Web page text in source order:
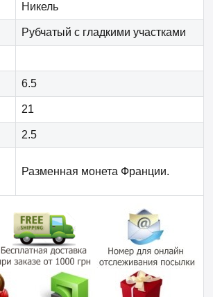
Никель
Рубчатый с гладкими участками
6.5
21
2.5
Разменная монета Франции.